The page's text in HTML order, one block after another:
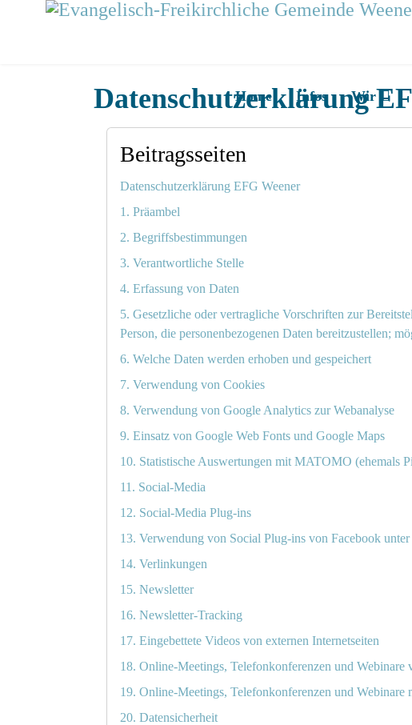
Home Infos Wir
Datenschutzerklärung
Beitragsseiten
Datenschutzerklärung EFG Weener
1. Präambel
2. Begriffsbestimmungen
3. Verantwortliche Stelle
4. Erfassung von Daten
5. Gesetzliche oder vertragliche Vorschriften zur
Person, die personenbezogenen Daten bereitzustellen;
6. Welche Daten werden erhoben und gespeichert
7. Verwendung von Cookies
8. Verwendung von Google Analytics zur Webanalyse
9. Einsatz von Google Web Fonts und Google Maps
10. Statistische Auswertungen mit MATOMO (ehemals
11. Social-Media
12. Social-Media Plug-ins
13. Verwendung von Social Plug-ins von Facebook
14. Verlinkungen
15. Newsletter
16. Newsletter-Tracking
17. Eingebettete Videos von externen Internetseiten
18. Online-Meetings, Telefonkonferenzen und Webinare
19. Online-Meetings, Telefonkonferenzen und Webinare
20. Datensicherheit